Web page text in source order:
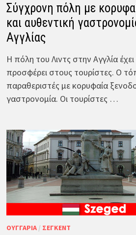
Σύγχρονη πόλη με
και αυθεντική
Αγγλίας
Η πόλη του Λιντς στην Αγγλία
προσφέρει στους τουρίστες. Ο
παραθεριστές με κορυφαία
γαστρονομία. Οι τουρίστες …
ΟΥΓΓΑΡΊΑ/ ΣΈΓΚΕΝΤ